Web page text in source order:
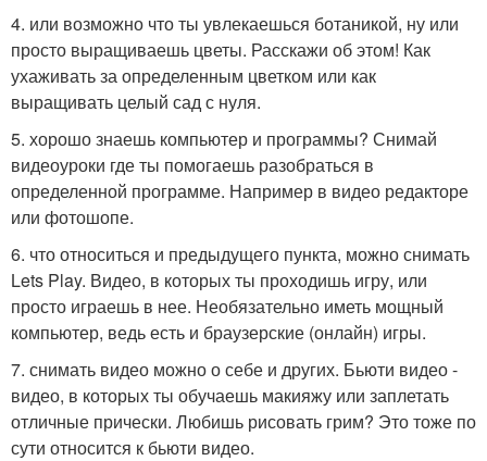
4. или возможно что ты увлекаешься ботаникой, ну или
просто выращиваешь цветы. Расскажи об этом! Как
ухаживать за определенным цветком или как
выращивать целый сад с нуля.
5. хорошо знаешь компьютер и программы? Снимай
видеоуроки где ты помогаешь разобраться в
определенной программе. Например в видео редакторе
или фотошопе.
6. что относиться и предыдущего пункта, можно снимать
Lets Play. Видео, в которых ты проходишь игру, или
просто играешь в нее. Необязательно иметь мощный
компьютер, ведь есть и браузерские (онлайн) игры.
7. снимать видео можно о себе и других. Бьюти видео -
видео, в которых ты обучаешь макияжу или заплетать
отличные прически. Любишь рисовать грим? Это тоже по
сути относится к бьюти видео.